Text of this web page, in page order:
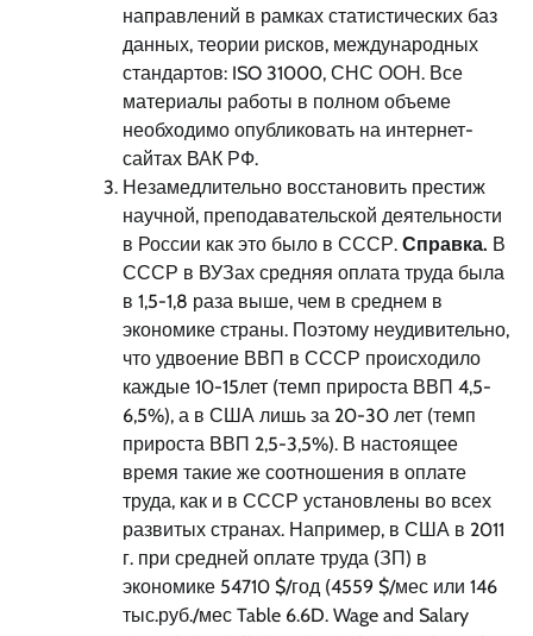
направлений в рамках статистических баз
данных, теории рисков, международных
стандартов: ISO 31000, СНС ООН. Все
материалы работы в полном объеме
необходимо опубликовать на интернет-
сайтах ВАК РФ.
Незамедлительно восстановить престиж
научной, преподавательской деятельности
в России как это было в СССР. Справка. В
СССР в ВУЗах средняя оплата труда была
в 1,5-1,8 раза выше, чем в среднем в
экономике страны. Поэтому неудивительно,
что удвоение ВВП в СССР происходило
каждые 10-15лет (темп прироста ВВП 4,5-
6,5%), а в США лишь за 20-30 лет (темп
прироста ВВП 2,5-3,5%). В настоящее
время такие же соотношения в оплате
труда, как и в СССР установлены во всех
развитых странах. Например, в США в 2011
г. при средней оплате труда (ЗП) в
экономике 54710 $/год (4559 $/мес или 146
тыс.руб./мес Table 6.6D. Wage and Salary